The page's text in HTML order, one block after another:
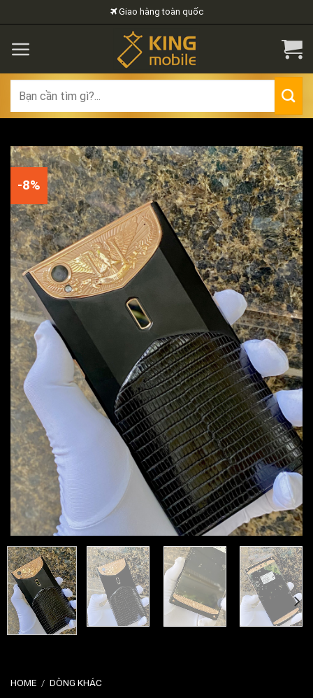
to
content
Giao hàng toàn quốc
for:
-8%
HOME / DÒNG KHÁC